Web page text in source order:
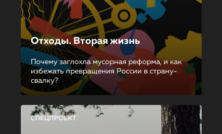
Отходы. Вторая жизнь
Почему заглохла мусорная реформа, и как
избежать превращения России в страну-
свалку?
СПЕЦПРОЕКТ